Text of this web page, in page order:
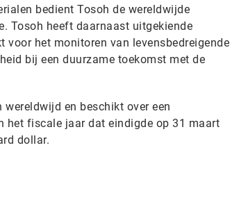
bedient Tosoh de wereldwijde
Tosoh heeft daarnaast uitgekiende
voor het monitoren van levensbedreigende
bij een duurzame toekomst met de
en beschikt over een
het fiscale jaar dat eindigde op 31 maart
dollar.